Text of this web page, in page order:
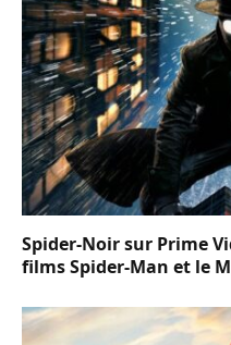
Spider-Noir sur Prime
films Spider-Man et le